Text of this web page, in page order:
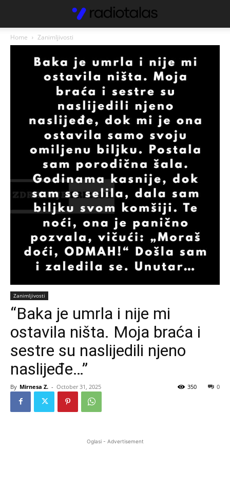
Home Zanimljivosti
Zanimljivosti
“Baka je umrla i nije mi
ostavila ništa. Moja braća i
sestre su naslijedili njeno
naslijeđe…”
By Mirnesa Z. - October 31, 2025 0
350
Oglasi - Advertisement